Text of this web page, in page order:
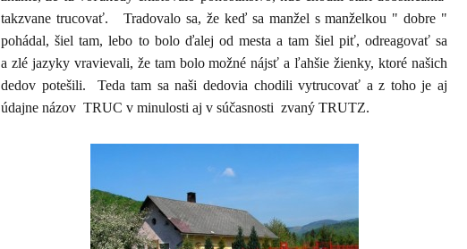
takzvane trucovať.
Tradovalo sa, že keď sa manžel s manželkou " dobre "
pohádal, šiel tam, lebo to bolo ďalej od mesta a tam šiel piť, odreagovať sa
a zlé jazyky vravievali, že tam bolo možné nájsť a ľahšie žienky, ktoré našich
dedov potešili.
Teda tam sa naši dedovia chodili vytrucovať a z toho je aj
údajne názov TRUC v minulosti aj v súčasnosti zvaný TRUTZ.